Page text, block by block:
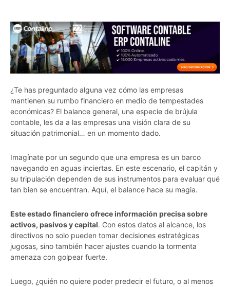
¿Te has preguntado alguna vez cómo las empresas
mantienen su rumbo financiero en medio de tempestades
económicas? El balance general, una especie de brújula
contable, les da a las empresas una visión clara de su
situación patrimonial… en un momento dado.
Imagínate por un segundo que una empresa es un barco
navegando en aguas inciertas. En este escenario, el capitán y
su tripulación dependen de sus instrumentos para evaluar qué
tan bien se encuentran. Aquí, el balance hace su magia.
Este estado financiero ofrece información precisa sobre
activos, pasivos y capital. Con estos datos al alcance, los
directivos no solo pueden tomar decisiones estratégicas
jugosas, sino también hacer ajustes cuando la tormenta
amenaza con golpear fuerte.
Luego, ¿quién no quiere poder predecir el futuro, o al menos